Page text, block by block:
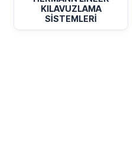
KILAVUZLAMA
SİSTEMLERİ